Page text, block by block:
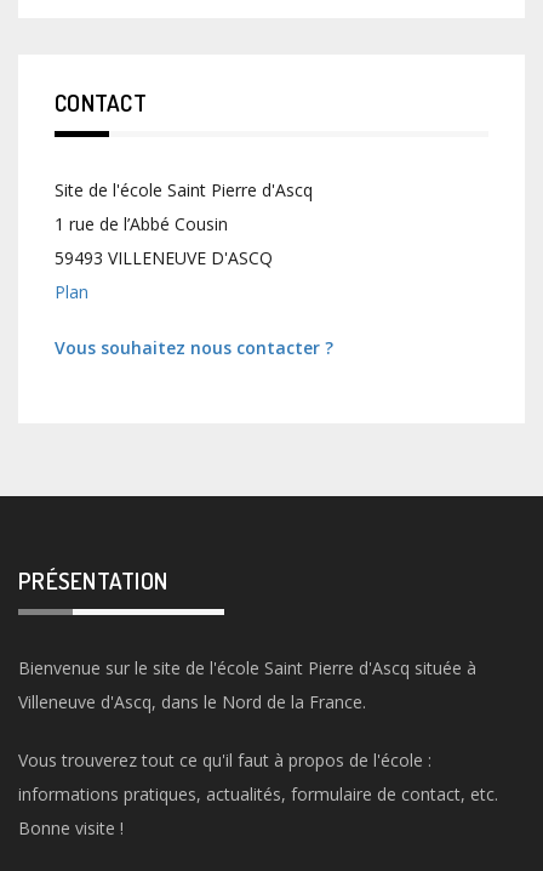
CONTACT
Site de l'école Saint Pierre d'Ascq
1 rue de l’Abbé Cousin
59493 VILLENEUVE D'ASCQ
Plan
Vous souhaitez nous contacter ?
PRÉSENTATION
Bienvenue sur le site de l'école Saint Pierre d'Ascq située à
Villeneuve d'Ascq, dans le Nord de la France.
Vous trouverez tout ce qu'il faut à propos de l'école :
informations pratiques, actualités, formulaire de contact, etc.
Bonne visite !